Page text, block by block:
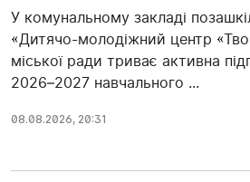
У комунальному закладі
«Дитячо-молодіжний центр
міської ради триває активна
2026–2027 навчального ...
08.08.2026, 20:31